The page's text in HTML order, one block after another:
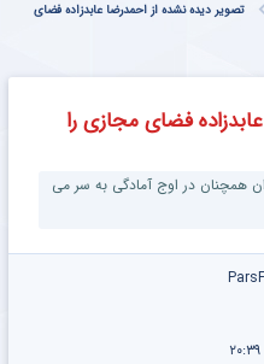
گیاهی
خدافظی
با چاقی!
تخفیف
این
گیاهی
سفارش
تا
تصویر دیده نشده از احمدرضا عابدزاده فضای
فضای مجازی را
همچنان در اوج آمادگی به سر می